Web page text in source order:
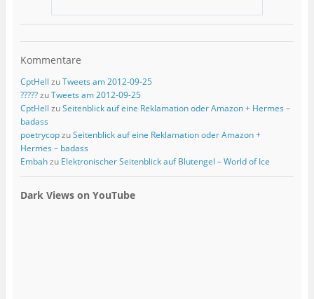
Kommentare
CptHell zuTweets am 2012-09-25
?????zuTweets am 2012-09-25
CptHell zuSeitenblick auf eine Reklamation oder Amazon + Hermes –
badass
poetrycopzuSeitenblick auf eine Reklamation oder Amazon +
Hermes – badass
Embahzu Elektronischer Seitenblick auf Blutengel – World of Ice
Dark Views on YouTube